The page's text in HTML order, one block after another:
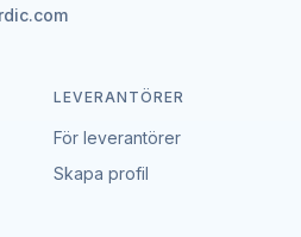
och möhippa
som fotbollsgolf, bocce
anpassas till festtemat och
LEVERANTÖRER
För leverantörer
Skapa profil